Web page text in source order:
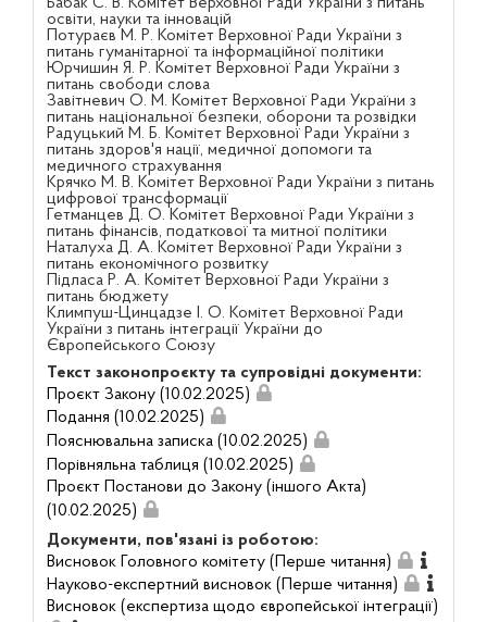
освіти, науки та інновацій
Потураєв М. Р. Комітет Верховної Ради України з
питань гуманітарної та інформаційної політики
Юрчишин Я. Р. Комітет Верховної Ради України з
питань свободи слова
Завітневич О. М. Комітет Верховної Ради України з
питань національної безпеки, оборони та розвідки
Радуцький М. Б. Комітет Верховної Ради України з
питань здоров'я нації, медичної допомоги та
медичного страхування
Крячко М. В. Комітет Верховної Ради України з питань
цифрової трансформації
Гетманцев Д. О. Комітет Верховної Ради України з
питань фінансів, податкової та митної політики
Наталуха Д. А. Комітет Верховної Ради України з
питань економічного розвитку
Підласа Р. А. Комітет Верховної Ради України з
питань бюджету
Климпуш-Цинцадзе І. О. Комітет Верховної Ради
України з питань інтеграції України до
Європейського Союзу
Текст законопроєкту та супровідні документи:
Проєкт Закону (10.02.2025)
Подання (10.02.2025)
Пояснювальна записка (10.02.2025)
Порівняльна таблиця (10.02.2025)
Проєкт Постанови до Закону (іншого Акта)
(10.02.2025)
Документи, пов'язані із роботою:
Висновок Головного комітету (Перше читання)
Науково-експертний висновок (Перше читання)
Висновок (експертиза щодо європейської інтеграції)